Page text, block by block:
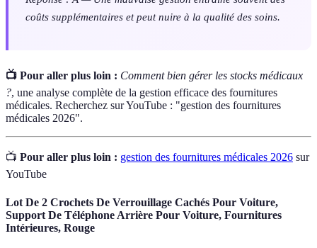
coûts supplémentaires et peut nuire à la qualité des soins.
📺 Pour aller plus loin : Comment bien gérer les stocks médicaux
?, une analyse complète de la gestion efficace des fournitures
médicales. Recherchez sur YouTube : "gestion des fournitures
médicales 2026".
📺 Pour aller plus loin : gestion des fournitures médicales 2026 sur
YouTube
Lot De 2 Crochets De Verrouillage Cachés Pour Voiture,
Support De Téléphone Arrière Pour Voiture, Fournitures
Intérieures, Rouge